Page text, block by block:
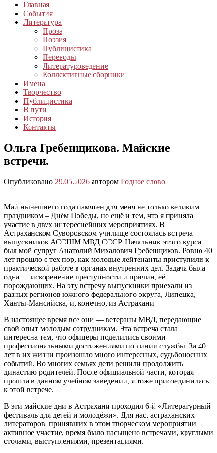
Главная
События
Литература
Проза
Поэзия
Публицистика
Переводы
Литературоведение
Коллективные сборники
Имена
Творчество
Публицистика
В пути
История
Контакты
Ольга Гребенщикова. Майские
встречи.
Опубликовано 29.05.2026 автором Родное слово
Май нынешнего года памятен для меня не только великим
праздником – Днём Победы, но ещё и тем, что я приняла
участие в двух интереснейших мероприятиях. В
Астраханском Суворовском училище состоялась встреча
выпускников АССШМ МВД СССР. Начальник этого курса
был мой супруг Анатолий Михалович Гребенщиков. Ровно 40
лет прошло с тех пор, как молодые лейтенанты приступили к
практической работе в органах внутренних дел. Задача была
одна — искоренение преступности и причин, её
порождающих. На эту встречу выпускники приехали из
разных регионов южного федерального округа, Липецка,
Ханты-Мансийска, и, конечно, из Астрахани.
В настоящее время все они — ветераны МВД, передающие
свой опыт молодым сотрудникам. Эта встреча стала
интересна тем, что офицеры поделились своими
профессиональными достижениями по линии службы. За 40
лет в их жизни произошло много интересных, судьбоносных
событий. Во многих семьях дети решили продолжить
династию родителей. После официальной части, которая
прошла в данном учебном заведении, я тоже присоединилась
к этой встрече.
В эти майские дни в Астрахани проходил 6-й «Литературный
фестиваль для детей и молодёжи». Для нас, астраханских
литераторов, принявших в этом творческом мероприятии
активное участие, время было насыщено встречами, круглыми
столами, выступлениями, презентациями.